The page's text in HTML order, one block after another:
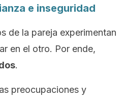
e inseguridad
de la pareja experimentan
en el otro. Por ende,
.
preocupaciones y